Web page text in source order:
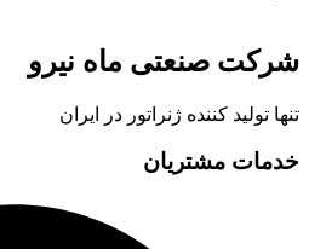
شرکت صنعتی ماه نیرو
تنها تولید کننده ژنراتور در ایران
خدمات مشتریان